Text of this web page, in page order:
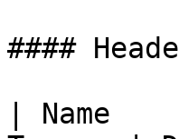
####
|